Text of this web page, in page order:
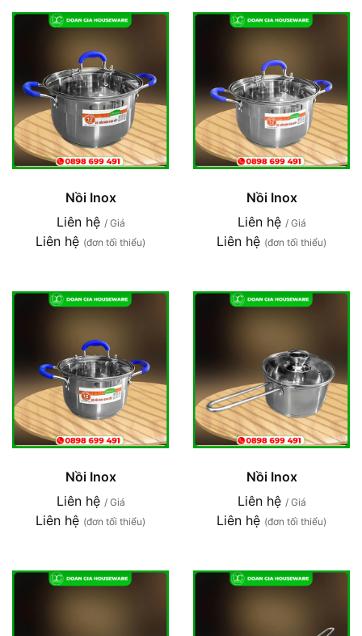
Nồi Inox
Liên hệ / Giá
Liên hệ (đơn tối thiểu)
Nồi Inox
Liên hệ / Giá
Liên hệ (đơn tối thiểu)
Nồi Inox
Liên hệ / Giá
Liên hệ (đơn tối thiểu)
Nồi Inox
Liên hệ / Giá
Liên hệ (đơn tối thiểu)